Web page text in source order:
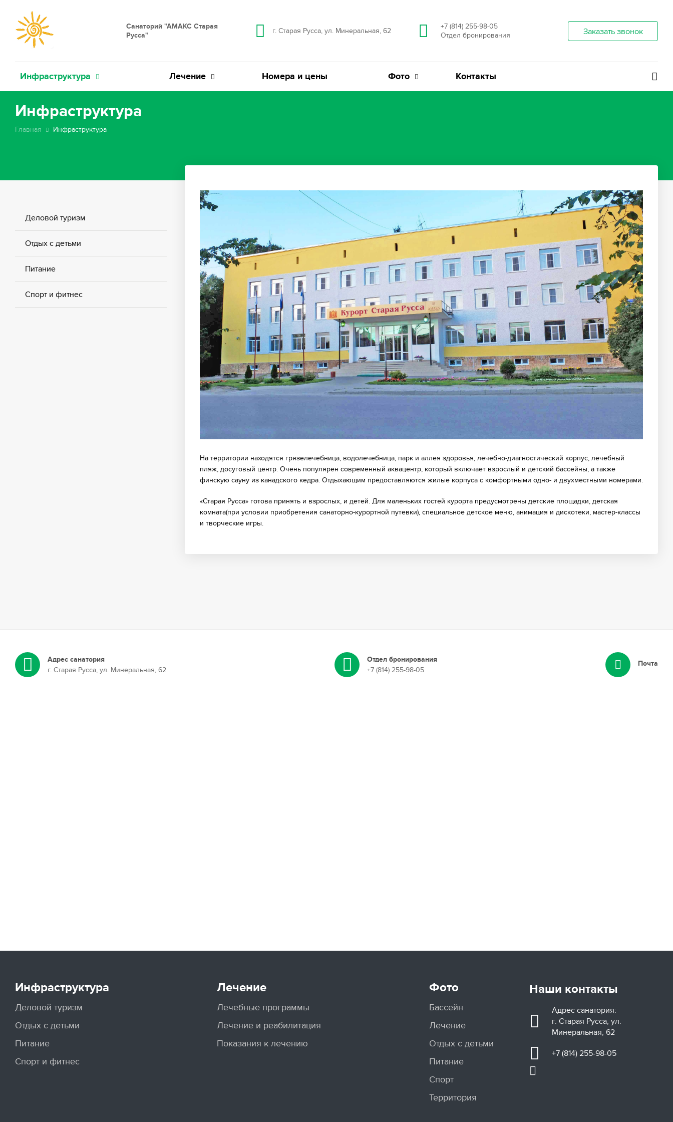
Санаторий "АМАКС Старая
Русса"
г. Старая Русса, ул. Минеральная, 62
+7 (814) 255-98-05
Отдел бронирования
Заказать звонок
Инфраструктура Лечение Номера и цены Фото Контакты
Инфраструктура
Главная Инфраструктура
Деловой туризм
Отдых с детьми
Питание
Спорт и фитнес
На территории находятся грязелечебница, водолечебница, парк и аллея здоровья, лечебно-диагностический корпус, лечебный
пляж, досуговый центр. Очень популярен современный аквацентр, который включает взрослый и детский бассейны, а также
финскую сауну из канадского кедра. Отдыхающим предоставляются жилые корпуса с комфортными одно- и двухместными номерами.
«Старая Русса» готова принять и взрослых, и детей. Для маленьких гостей курорта предусмотрены детские площадки, детская
комната(при условии приобретения санаторно-курортной путевки), специальное детское меню, анимация и дискотеки, мастер-классы
и творческие игры.
Адрес санатория
г. Старая Русса, ул. Минеральная, 62
Отдел бронирования
+7 (814) 255-98-05
Почта
Инфраструктура
Деловой туризм
Отдых с детьми
Питание
Спорт и фитнес
Лечение
Лечебные программы
Лечение и реабилитация
Показания к лечению
Фото
Бассейн
Лечение
Отдых с детьми
Питание
Спорт
Территория
Наши контакты
Адрес санатория:
г. Старая Русса, ул.
Минеральная, 62
+7 (814) 255-98-05